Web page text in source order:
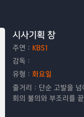
시사기획 창
주연： KBS1
감독：
유형： 화요일
줄거리： 단순 고발을
회의 불의와 부조리를